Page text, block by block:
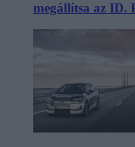
megállítsa az ID.